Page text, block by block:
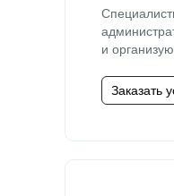
и
Заказать